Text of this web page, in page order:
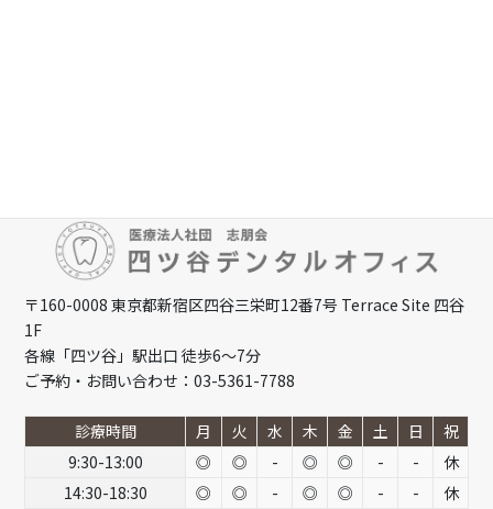
〒160-0008 東京都新宿区四谷三栄町12番7号 Terrace Site 四谷
1F
各線「四ツ谷」駅出口 徒歩6～7分
ご予約・お問い合わせ：03-5361-7788
診療時間 月 火 水 木 金 土 日
祝
9:30-13:00
◎ ◎ - ◎ ◎ - -
休
14:30-18:30
◎ ◎ - ◎ ◎ - -
休